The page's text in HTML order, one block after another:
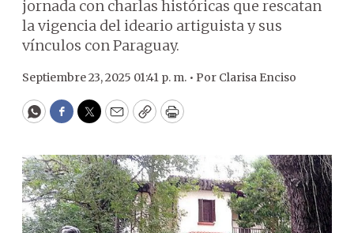
jornada con charlas históricas que rescatan
la vigencia del ideario artiguista y sus
vínculos con Paraguay.
Septiembre 23, 2025 01:41 p. m. • Por Clarisa Enciso
WhatsApp
Facebook
Twitter
EmailCopyPrint